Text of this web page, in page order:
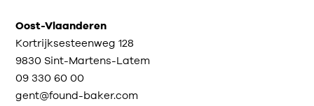
Oost-Vlaanderen
Kortrijksesteenweg 128
9830 Sint-Martens-Latem
09 330 60 00
gent@found-baker.com